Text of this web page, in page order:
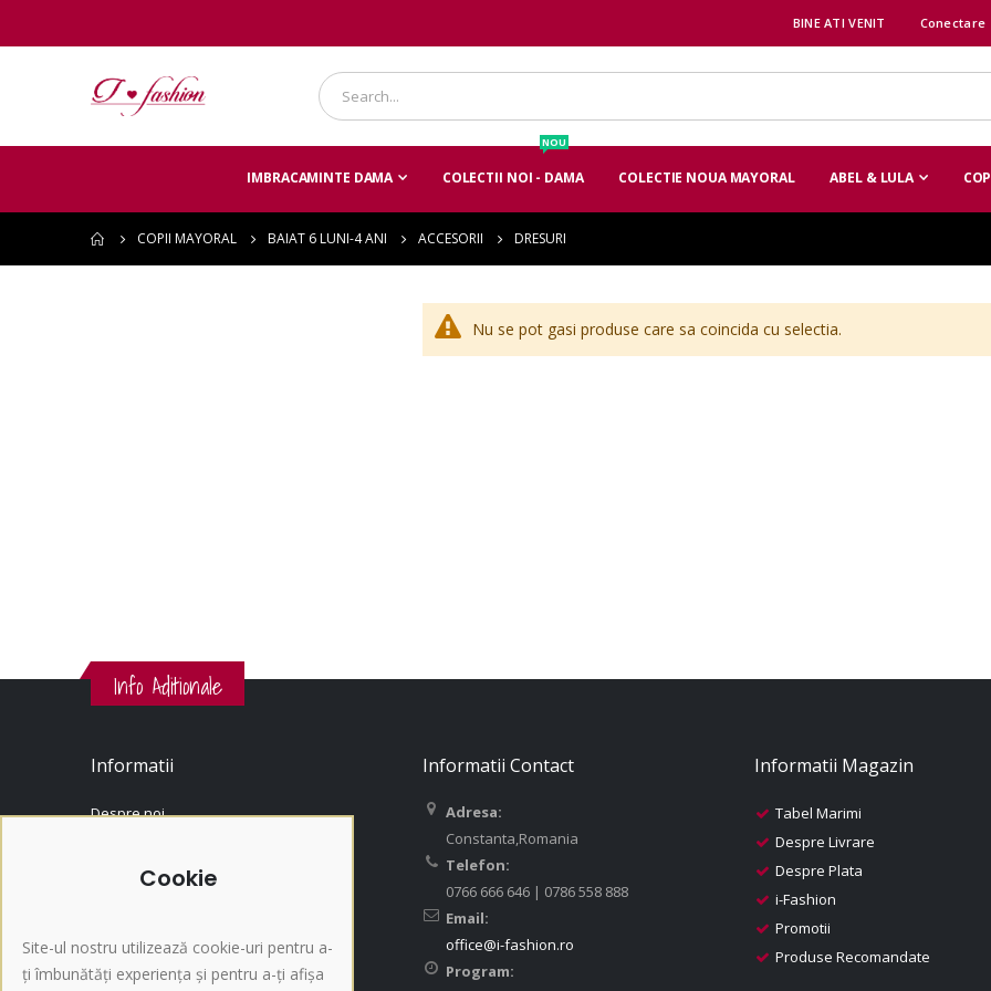
Cookie
Site-ul nostru utilizează cookie-uri pentru a-
ți îmbunătăți experiența și pentru a-ți afișa
BINE ATI VENIT Conectare
IMBRACAMINTE DAMA COLECTII NOI - DAMA
NOU
COLECTIE NOUA MAYORAL ABEL & LULA
COPII MAYORAL BAIAT 6 LUNI-4 ANI ACCESORII DRESURI
Nu se pot gasi produse care sa coincida cu selectia.
Info Aditionale
Informatii
Despre noi
Contul Meu
Politica de returnare
Informatii Contact
Adresa:
Constanta,Romania
Telefon:
0766 666 646 | 0786 558 888
Email:
office@i-fashion.ro
Program:
Informatii Magazin
Tabel Marimi
Despre Livrare
Despre Plata
i-Fashion
Promotii
Produse Recomandate